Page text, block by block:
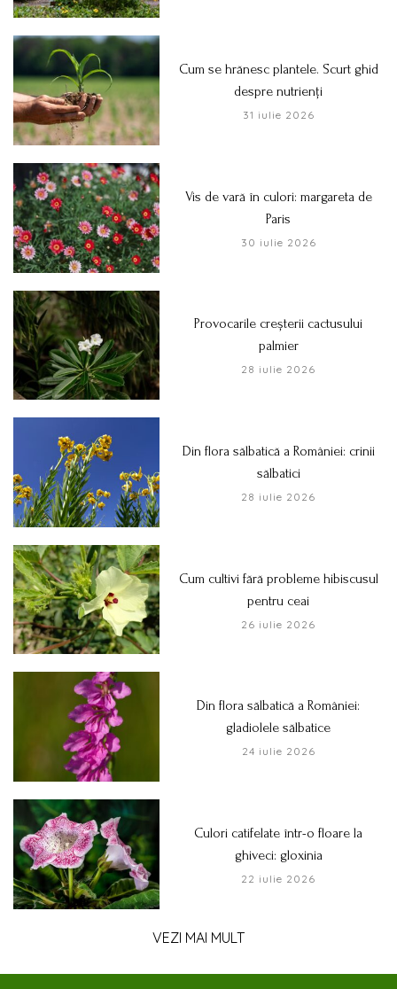
Cum se hrănesc plantele. Scurt ghid
despre nutrienți
31 iulie 2026
Vis de vară în culori: margareta de
Paris
30 iulie 2026
Provocarile creșterii cactusului
palmier
28 iulie 2026
Din flora sălbatică a României: crinii
sălbatici
28 iulie 2026
Cum cultivi fără probleme hibiscusul
pentru ceai
26 iulie 2026
Din flora sălbatică a României:
gladiolele sălbatice
24 iulie 2026
Culori catifelate într-o floare la
ghiveci: gloxinia
22 iulie 2026
VEZI MAI MULT